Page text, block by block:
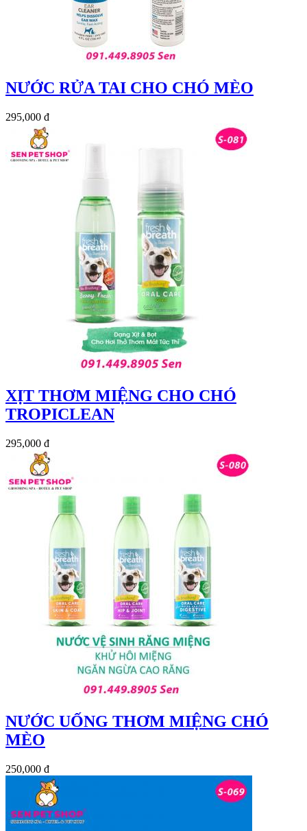
NƯỚC RỬA TAI CHO CHÓ MÈO
295,000 đ
XỊT THƠM MIỆNG CHO CHÓ
TROPICLEAN
295,000 đ
NƯỚC UỐNG THƠM MIỆNG CHÓ
MÈO
250,000 đ